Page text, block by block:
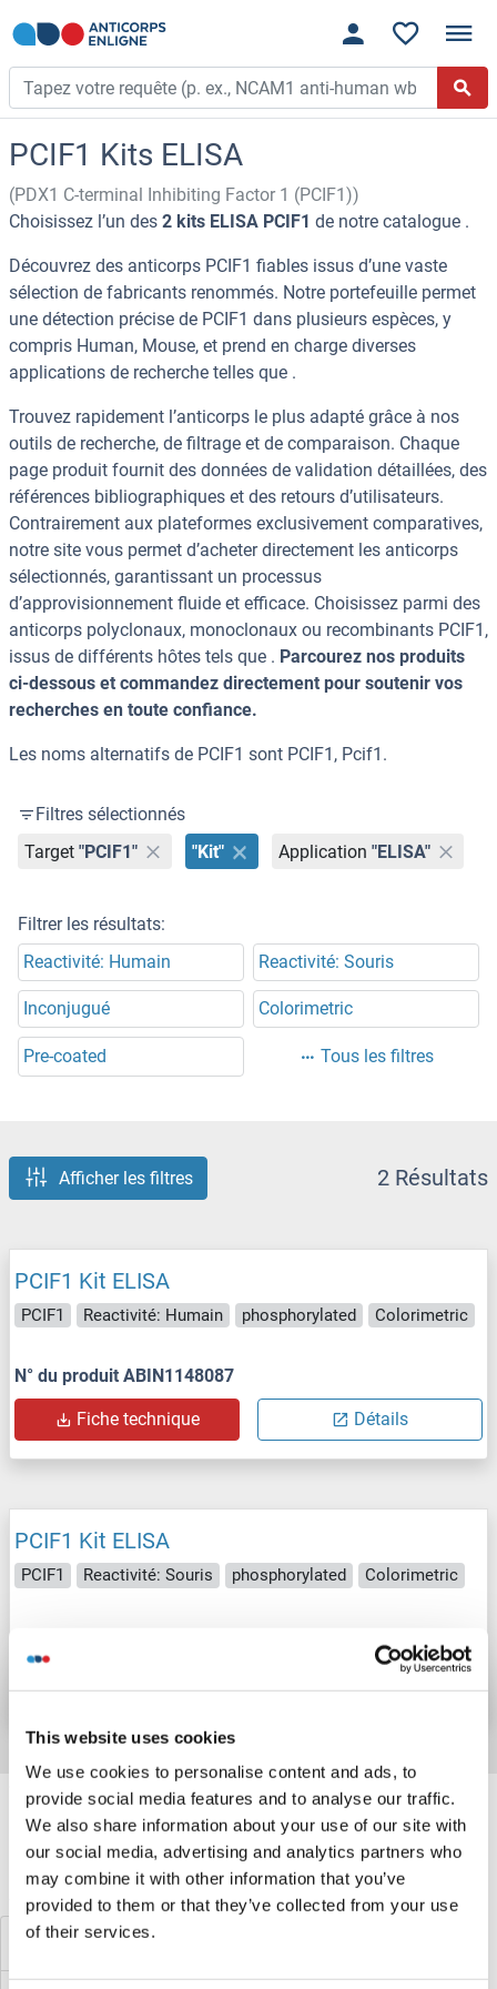
This website uses cookies
We use cookies to personalise content and ads, to
provide social media features and to analyse our traffic.
We also share information about your use of our site with
our social media, advertising and analytics partners who
may combine it with other information that you’ve
provided to them or that they’ve collected from your use
of their services.
PCIF1 Kits ELISA
(PDX1 C-terminal Inhibiting Factor 1 (PCIF1))
Choisissez l’un des 2 kits ELISA PCIF1 de notre catalogue .
Découvrez des anticorps PCIF1 fiables issus d’une vaste
sélection de fabricants renommés. Notre portefeuille permet
une détection précise de PCIF1 dans plusieurs espèces, y
compris Human, Mouse, et prend en charge diverses
applications de recherche telles que .
Trouvez rapidement l’anticorps le plus adapté grâce à nos
outils de recherche, de filtrage et de comparaison. Chaque
page produit fournit des données de validation détaillées, des
références bibliographiques et des retours d’utilisateurs.
Contrairement aux plateformes exclusivement comparatives,
notre site vous permet d’acheter directement les anticorps
sélectionnés, garantissant un processus
d’approvisionnement fluide et efficace. Choisissez parmi des
anticorps polyclonaux, monoclonaux ou recombinants PCIF1,
issus de différents hôtes tels que . Parcourez nos produits
ci-dessous et commandez directement pour soutenir vos
recherches en toute confiance.
Les noms alternatifs de PCIF1 sont PCIF1, Pcif1.
Filtres sélectionnés
Target "PCIF1" "Kit" Application "ELISA"
Filtrer les résultats:
Reactivité: Humain
Reactivité: Souris
Inconjugué Colorimetric
Pre-coated Tous les filtres
Afficher les filtres 2 Résultats
PCIF1 Kit ELISA
PCIF1 Reactivité: Humain phosphorylated Colorimetric
N° du produit ABIN1148087
Fiche technique Détails
PCIF1 Kit ELISA
PCIF1 Reactivité: Souris phosphorylated Colorimetric
Détails
Target information, Synonyms, Latest
references
Avez-vous cherché autre chose?
PCID2 Kits ELISA